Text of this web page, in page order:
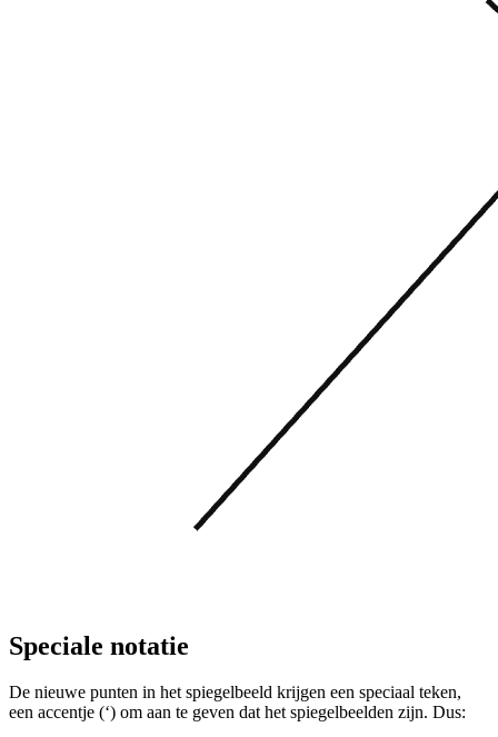
Speciale notatie
De nieuwe punten in het spiegelbeeld krijgen een speciaal teken,
een accentje (‘) om aan te geven dat het spiegelbeelden zijn. Dus: